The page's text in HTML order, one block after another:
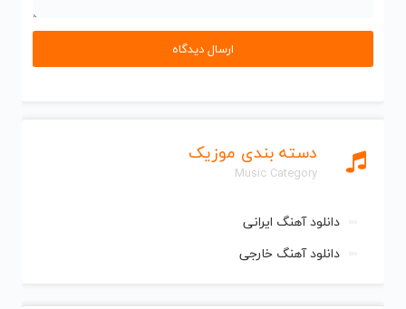
دسته بندی موزیک
Music Category
دانلود آهنگ ایرانی
دانلود آهنگ خارجی